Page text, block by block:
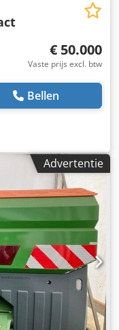
€ 50.000
Vaste prijs excl. btw
Bellen
Advertentie